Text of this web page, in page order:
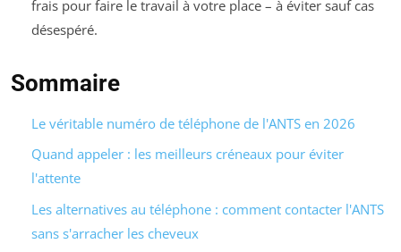
frais pour faire le travail à votre place – à éviter sauf cas
désespéré.
Sommaire
Le véritable numéro de téléphone de l'ANTS en 2026
Quand appeler : les meilleurs créneaux pour éviter
l'attente
Les alternatives au téléphone : comment contacter l'ANTS
sans s'arracher les cheveux